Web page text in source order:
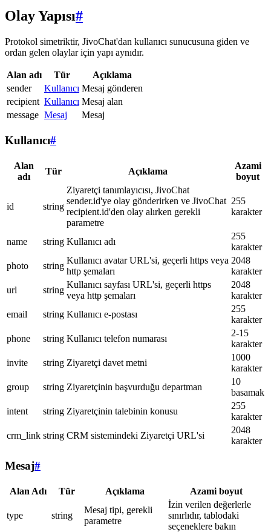
Olay Yapısı#
Protokol simetriktir, JivoChat'dan kullanıcı sunucusuna giden ve
ordan gelen olaylar için yapı aynıdır.
Alan adı Tür
Açıklama
sender
Kullanıcı Mesaj gönderen
recipient Kullanıcı Mesaj alan
message Mesaj Mesaj
Kullanıcı#
Alan
adı
Tür Açıklama
Azami
boyut
id string
Ziyaretçi tanımlayıcısı, JivoChat
sender.id'ye olay gönderirken ve JivoChat
recipient.id'den olay alırken gerekli
parametre
255
karakter
name string Kullanıcı adı
255
karakter
photo
string
Kullanıcı avatar URL'si, geçerli https veya
http şemaları
2048
karakter
url
string
Kullanıcı sayfası URL'si, geçerli https
veya http şemaları
2048
karakter
email
string Kullanıcı e-postası
255
karakter
phone
string Kullanıcı telefon numarası
2-15
karakter
invite
string Ziyaretçi davet metni
1000
karakter
group
string Ziyaretçinin başvurduğu departman
10
basamak
intent
string Ziyaretçinin talebinin konusu
255
karakter
crm_link string CRM sistemindeki Ziyaretçi URL'si
2048
karakter
Mesaj#
Alan Adı Tür Açıklama Azami boyut
type string
Mesaj tipi, gerekli
parametre
İzin verilen değerlerle
sınırlıdır, tablodaki
seçeneklere bakın